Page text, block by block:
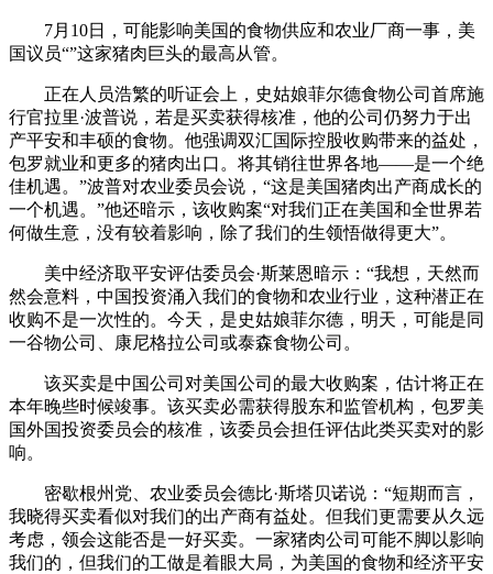
7月10日，可能影响美国的食物供应和农业厂商一事，美
国议员“”这家猪肉巨头的最高从管。
正在人员浩繁的听证会上，史姑娘菲尔德食物公司首席施
行官拉里·波普说，若是买卖获得核准，他的公司仍努力于出
产平安和丰硕的食物。他强调双汇国际控股收购带来的益处，
包罗就业和更多的猪肉出口。将其销往世界各地——是一个绝
佳机遇。”波普对农业委员会说，“这是美国猪肉出产商成长的
一个机遇。”他还暗示，该收购案“对我们正在美国和全世界若
何做生意，没有较着影响，除了我们的生领悟做得更大”。
美中经济取平安评估委员会·斯莱恩暗示：“我想，天然而
然会意料，中国投资涌入我们的食物和农业行业，这种潜正在
收购不是一次性的。今天，是史姑娘菲尔德，明天，可能是同
一谷物公司、康尼格拉公司或泰森食物公司。
该买卖是中国公司对美国公司的最大收购案，估计将正在
本年晚些时候竣事。该买卖必需获得股东和监管机构，包罗美
国外国投资委员会的核准，该委员会担任评估此类买卖对的影
响。
密歇根州党、农业委员会德比·斯塔贝诺说：“短期而言，
我晓得买卖看似对我们的出产商有益处。但我们更需要从久远
考虑，领会这能否是一好买卖。一家猪肉公司可能不脚以影响
我们的，但我们的工做是着眼大局，为美国的食物和经济平安